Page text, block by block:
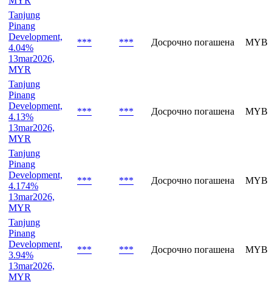
Tanjung
Pinang
Development,
4.04%
13mar2026,
MYR
*** *** Досрочно погашена
Tanjung
Pinang
Development,
4.13%
13mar2026,
MYR
*** *** Досрочно погашена
Tanjung
Pinang
Development,
4.174%
13mar2026,
MYR
*** *** Досрочно погашена
Tanjung
Pinang
Development,
3.94%
13mar2026,
MYR
*** *** Досрочно погашена